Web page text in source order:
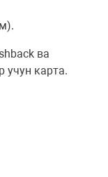
ва
учун карта.